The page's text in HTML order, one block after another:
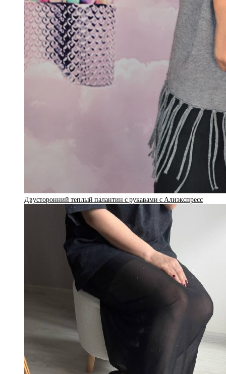
Двусторонний теплый палантин с рукавами с Алиэкспресс